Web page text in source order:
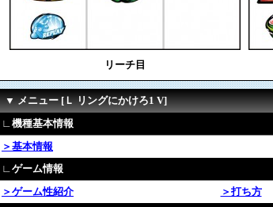
リーチ目
▼ メニュー [Ｌ リングにかけろ1 V]
∟機種基本情報
＞基本情報
∟ゲーム情報
＞ゲーム性紹介
＞打ち方